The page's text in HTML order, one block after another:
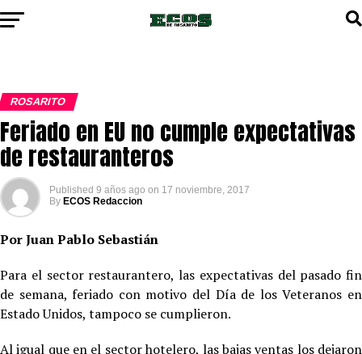
ROSARITO
Feriado en EU no cumple expectativas
de restauranteros
Published 9 años ago on 17 noviembre, 2017
By ECOS Redaccion
Por Juan Pablo Sebastián
Para el sector restaurantero, las expectativas del pasado fin
de semana, feriado con motivo del Día de los Veteranos en
Estado Unidos, tampoco se cumplieron.
Al igual que en el sector hotelero, las bajas ventas los dejaron